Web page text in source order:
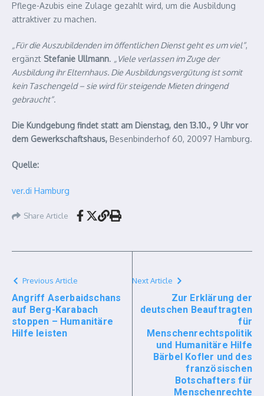
Pflege-Azubis eine Zulage gezahlt wird, um die Ausbildung
attraktiver zu machen.
„Für die Auszubildenden im öffentlichen Dienst geht es um viel“,
ergänzt Stefanie Ullmann. „Viele verlassen im Zuge der
Ausbildung ihr Elternhaus. Die Ausbildungsvergütung ist somit
kein Taschengeld – sie wird für steigende Mieten dringend
gebraucht“.
Die Kundgebung findet statt am Dienstag, den 13.10., 9 Uhr vor
dem Gewerkschaftshaus, Besenbinderhof 60, 20097 Hamburg.
Quelle:
ver.di Hamburg
Share Article
Previous Article
Angriff Aserbaidschans
auf Berg-Karabach
stoppen – Humanitäre
Hilfe leisten
Next Article
Zur Erklärung der
deutschen Beauftragten
für
Menschenrechtspolitik
und Humanitäre Hilfe
Bärbel Kofler und des
französischen
Botschafters für
Menschenrechte